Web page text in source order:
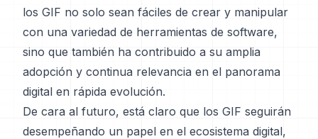
los GIF no solo sean fáciles de crear y manipular
con una variedad de herramientas de software,
sino que también ha contribuido a su amplia
adopción y continua relevancia en el panorama
digital en rápida evolución.
De cara al futuro, está claro que los GIF seguirán
desempeñando un papel en el ecosistema digital,